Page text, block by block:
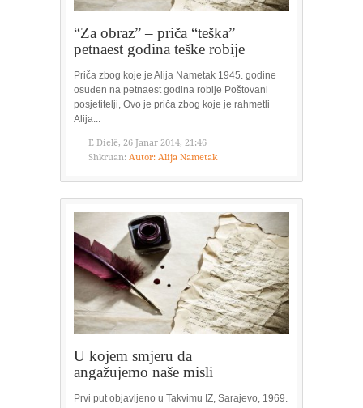
“Za obraz” – priča “teška”
petnaest godina teške robije
Priča zbog koje je Alija Nametak 1945. godine
osuđen na petnaest godina robije Poštovani
posjetitelji, Ovo je priča zbog koje je rahmetli
Alija...
E Dielë, 26 Janar 2014, 21:46
Shkruan: Autor: Alija Nametak
U kojem smjeru da
angažujemo naše misli
Prvi put objavljeno u Takvimu IZ, Sarajevo, 1969.